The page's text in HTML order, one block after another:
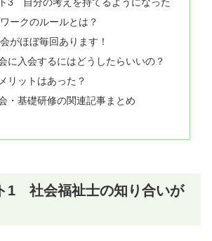
ークのルールとは？
がほぼ毎回あります！
に入会するにはどうしたらいいの？
リットはあった？
・基礎研修の関連記事まとめ
1 社会福祉士の知り合いが